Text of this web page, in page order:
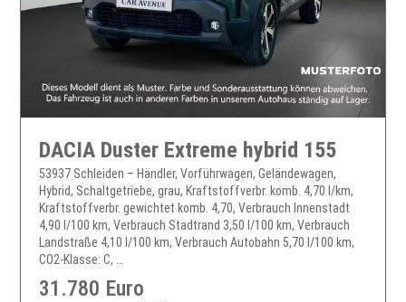
DACIA Duster Extreme hybrid 155
53937 Schleiden – Händler, Vorführwagen, Geländewagen,
Hybrid, Schaltgetriebe, grau, Kraftstoffverbr. komb. 4,70 l/km,
Kraftstoffverbr. gewichtet komb. 4,70, Verbrauch Innenstadt
4,90 l/100 km, Verbrauch Stadtrand 3,50 l/100 km, Verbrauch
Landstraße 4,10 l/100 km, Verbrauch Autobahn 5,70 l/100 km,
CO2-Klasse: C, ...
31.780 Euro